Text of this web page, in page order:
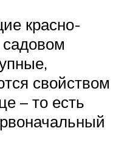
красно-
свойством
– то есть